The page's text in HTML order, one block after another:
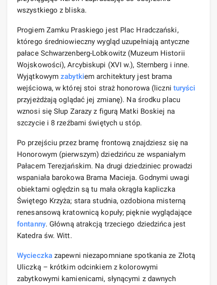
wszystkiego z bliska.
Progiem Zamku Praskiego jest Plac Hradczański,
którego średniowieczny wygląd uzupełniają antyczne
pałace Schwarzenberg-Lobkowitz (Muzeum Historii
Wojskowości), Arcybiskupi (XVI w.), Sternberg i inne.
Wyjątkowymzabytkiem architektury jest brama
wejściowa, w której stoi straż honorowa (liczni turyści
przyjeżdżają oglądać jej zmianę). Na środku placu
wznosi się Słup Zarazy z figurą Matki Boskiej na
szczycie i 8 rzeźbami świętych u stóp.
Po przejściu przez bramę frontową znajdziesz się na
Honorowym (pierwszym) dziedzińcu ze wspaniałym
Pałacem Terezjańskim. Na drugi dziedziniec prowadzi
wspaniała barokowa Brama Macieja. Godnymi uwagi
obiektami oględzin są tu mała okrągła kapliczka
Świętego Krzyża; stara studnia, ozdobiona misterną
renesansową kratownicą kopuły; pięknie wyglądające
fontanny. Główną atrakcją trzeciego dziedzińca jest
Katedra św. Witt.
Wycieczkazapewni niezapomniane spotkania ze Złotą
Uliczką – krótkim odcinkiem z kolorowymi
zabytkowymi kamienicami, słynącymi z dawnych